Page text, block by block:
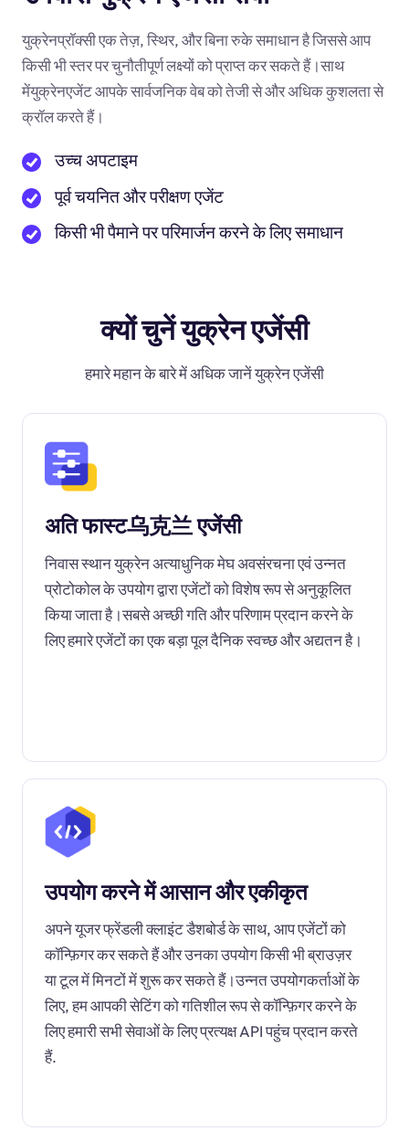
युक्रेनप्रॉक्सी एक तेज़, स्थिर, और बिना रुके समाधान है जिससे आप
किसी भी स्तर पर चुनौतीपूर्ण लक्ष्यों को प्राप्त कर सकते हैं।साथ
मेंयुक्रेनएजेंट आपके सार्वजनिक वेब को तेजी से और अधिक कुशलता से
क्रॉल करते हैं।
उच्च अपटाइम
पूर्व चयनित और परीक्षण एजेंट
किसी भी पैमाने पर परिमार्जन करने के लिए समाधान
क्यों चुनें युक्रेन एजेंसी
हमारे महान के बारे में अधिक जानें युक्रेन एजेंसी
अति फास्ट乌克兰 एजेंसी
निवास स्थान युक्रेन अत्याधुनिक मेघ अवसंरचना एवं उन्नत
प्रोटोकोल के उपयोग द्वारा एजेंटों को विशेष रूप से अनुकूलित
किया जाता है।सबसे अच्छी गति और परिणाम प्रदान करने के
लिए हमारे एजेंटों का एक बड़ा पूल दैनिक स्वच्छ और अद्यतन है।
उपयोग करने में आसान और एकीकृत
अपने यूजर फ्रेंडली क्लाइंट डैशबोर्ड के साथ, आप एजेंटों को
कॉन्फ़िगर कर सकते हैं और उनका उपयोग किसी भी ब्राउज़र
या टूल में मिनटों में शुरू कर सकते हैं।उन्नत उपयोगकर्ताओं के
लिए, हम आपकी सेटिंग को गतिशील रूप से कॉन्फ़िगर करने के
लिए हमारी सभी सेवाओं के लिए प्रत्यक्ष API पहुंच प्रदान करते
हैं.